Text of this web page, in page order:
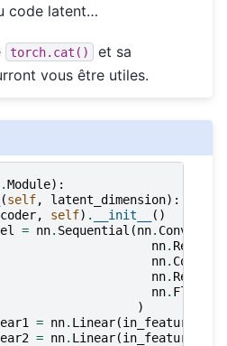
code latent…
torch.cat()
et sa
vous être utiles.
.Module):
(self, latent_dimension):
, self) . __init__
()
= nn. Sequential (nn. Conv2d
nn. ReLU
nn. Conv2d
nn. ReLU
nn. Flatten
)
= nn. Linear(in_features
= nn. Linear(in_features